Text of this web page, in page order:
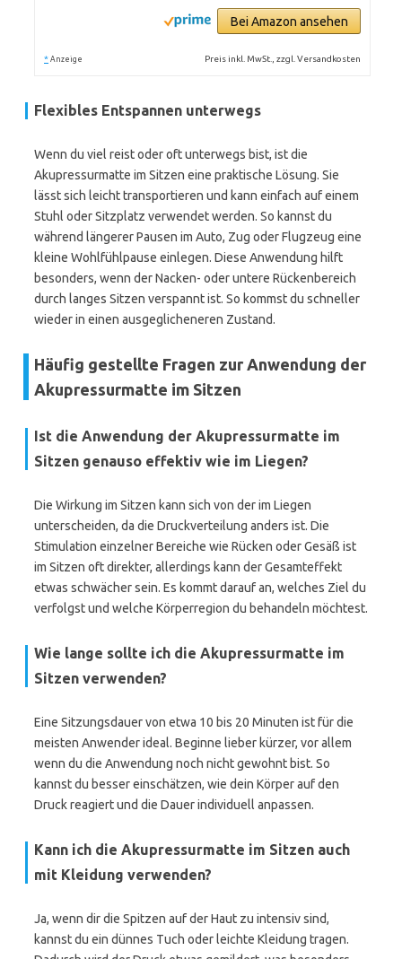
Bei Amazon ansehen
* Anzeige Preis inkl. MwSt., zzgl. Versandkosten
Flexibles Entspannen unterwegs
Wenn du viel reist oder oft unterwegs bist, ist die
Akupressurmatte im Sitzen eine praktische Lösung. Sie
lässt sich leicht transportieren und kann einfach auf einem
Stuhl oder Sitzplatz verwendet werden. So kannst du
während längerer Pausen im Auto, Zug oder Flugzeug eine
kleine Wohlfühlpause einlegen. Diese Anwendung hilft
besonders, wenn der Nacken- oder untere Rückenbereich
durch langes Sitzen verspannt ist. So kommst du schneller
wieder in einen ausgeglicheneren Zustand.
Häufig gestellte Fragen zur Anwendung der
Akupressurmatte im Sitzen
Ist die Anwendung der Akupressurmatte im
Sitzen genauso effektiv wie im Liegen?
Die Wirkung im Sitzen kann sich von der im Liegen
unterscheiden, da die Druckverteilung anders ist. Die
Stimulation einzelner Bereiche wie Rücken oder Gesäß ist
im Sitzen oft direkter, allerdings kann der Gesamteffekt
etwas schwächer sein. Es kommt darauf an, welches Ziel du
verfolgst und welche Körperregion du behandeln möchtest.
Wie lange sollte ich die Akupressurmatte im
Sitzen verwenden?
Eine Sitzungsdauer von etwa 10 bis 20 Minuten ist für die
meisten Anwender ideal. Beginne lieber kürzer, vor allem
wenn du die Anwendung noch nicht gewohnt bist. So
kannst du besser einschätzen, wie dein Körper auf den
Druck reagiert und die Dauer individuell anpassen.
Kann ich die Akupressurmatte im Sitzen auch
mit Kleidung verwenden?
Ja, wenn dir die Spitzen auf der Haut zu intensiv sind,
kannst du ein dünnes Tuch oder leichte Kleidung tragen.